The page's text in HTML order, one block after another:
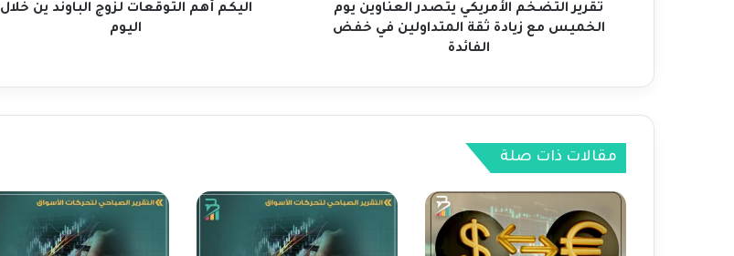
أ
ي
ي
ص
تقرير التضخم الأمريكي يتصدر العناوين يوم
الخميس مع زيادة ثقة المتداولين في خفض
الفائدة
ع
ج
ل
اليكم أهم التوقعات لزوج الباوند ين خلال
اليوم
مقالات ذات صلة